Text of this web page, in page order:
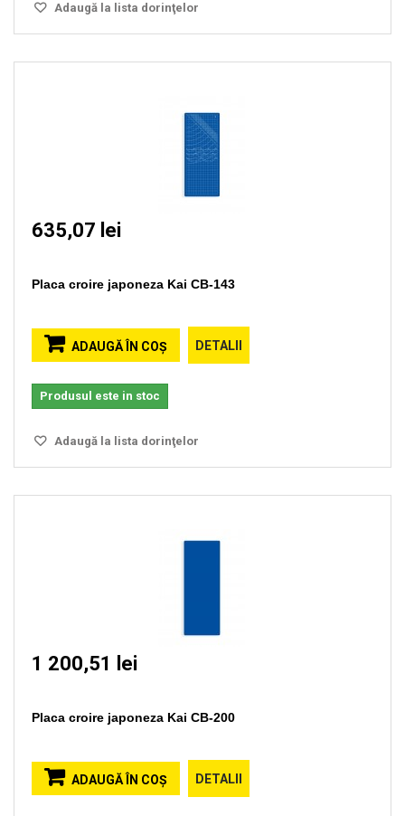
Adaugă la lista dorinţelor
635,07 lei
Placa croire japoneza Kai CB-143
ADAUGĂ ÎN COŞ DETALII
Produsul este in stoc
Adaugă la lista dorinţelor
1 200,51 lei
Placa croire japoneza Kai CB-200
ADAUGĂ ÎN COŞ DETALII